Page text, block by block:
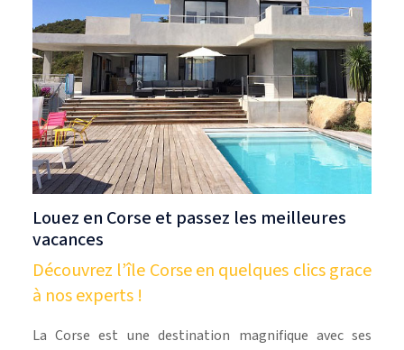
Louez en Corse et passez les meilleures
vacances
Découvrez l’île Corse en quelques clics grace
à nos experts !
La Corse est une destination magnifique avec ses